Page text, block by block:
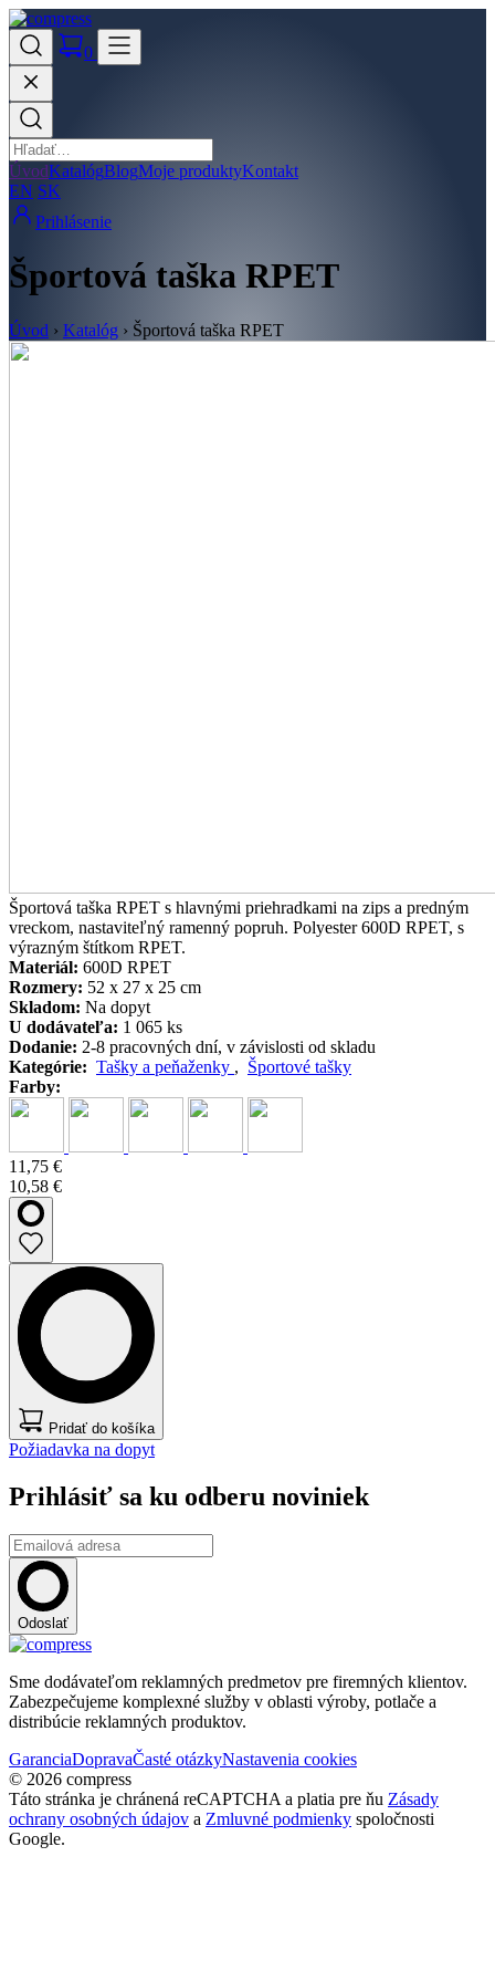
0
ÚvodKatalógBlogMoje produktyKontakt
EN SK
Prihlásenie
Športová taška RPET
Úvod › Katalóg › Športová taška RPET
Športová taška RPET s hlavnými priehradkami na zips a predným
vreckom, nastaviteľný ramenný popruh. Polyester 600D RPET, s
výrazným štítkom RPET.
Materiál: 600D RPET
Rozmery: 52 x 27 x 25 cm
Skladom: Na dopyt
U dodávateľa: 1 065 ks
Dodanie: 2-8 pracovných dní, v závislosti od skladu
Kategórie: Tašky a peňaženky , Športové tašky
Farby:
11,75 €
10,58 €
Pridať do košíka
Požiadavka na dopyt
Prihlásiť sa ku odberu noviniek
Odoslať
Sme dodávateľom reklamných predmetov pre firemných klientov.
Zabezpečujeme komplexné služby v oblasti výroby, potlače a
distribúcie reklamných produktov.
GaranciaDopravaČasté otázkyNastavenia cookies
© 2026 compress
Táto stránka je chránená reCAPTCHA a platia pre ňu Zásady
ochrany osobných údajov a Zmluvné podmienky spoločnosti
Google.